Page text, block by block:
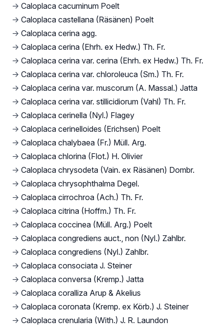
→ Caloplaca cacuminum Poelt
→ Caloplaca castellana (Räsänen) Poelt
→ Caloplaca cerina agg.
→ Caloplaca cerina (Ehrh. ex Hedw.) Th. Fr.
→ Caloplaca cerina var. cerina (Ehrh. ex Hedw.) Th. Fr.
→ Caloplaca cerina var. chloroleuca (Sm.) Th. Fr.
→ Caloplaca cerina var. muscorum (A. Massal.) Jatta
→ Caloplaca cerina var. stillicidiorum (Vahl) Th. Fr.
→ Caloplaca cerinella (Nyl.) Flagey
→ Caloplaca cerinelloides (Erichsen) Poelt
→ Caloplaca chalybaea (Fr.) Müll. Arg.
→ Caloplaca chlorina (Flot.) H. Olivier
→ Caloplaca chrysodeta (Vain. ex Räsänen) Dombr.
→ Caloplaca chrysophthalma Degel.
→ Caloplaca cirrochroa (Ach.) Th. Fr.
→ Caloplaca citrina (Hoffm.) Th. Fr.
→ Caloplaca coccinea (Müll. Arg.) Poelt
→ Caloplaca congrediens auct., non (Nyl.) Zahlbr.
→ Caloplaca congrediens (Nyl.) Zahlbr.
→ Caloplaca consociata J. Steiner
→ Caloplaca conversa (Kremp.) Jatta
→ Caloplaca coralliza Arup & Akelius
→ Caloplaca coronata (Kremp. ex Körb.) J. Steiner
→ Caloplaca crenularia (With.) J. R. Laundon